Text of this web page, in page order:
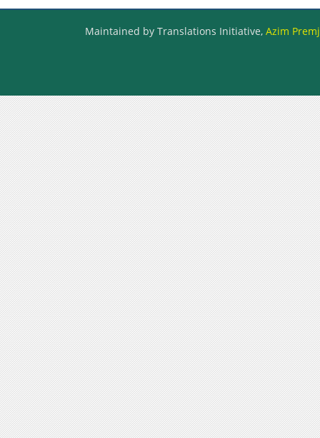
Maintained by Translations Initiative, Azim